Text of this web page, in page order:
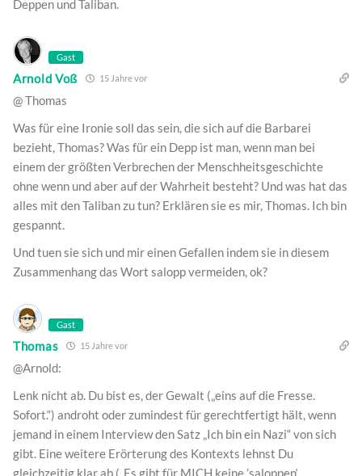
Deppen und Taliban.
Gast
Arnold Voß 15 Jahre vor
@ Thomas
Was für eine Ironie soll das sein, die sich auf die Barbarei
bezieht, Thomas? Was für ein Depp ist man, wenn man bei
einem der größten Verbrechen der Menschheitsgeschichte
ohne wenn und aber auf der Wahrheit besteht? Und was hat das
alles mit den Taliban zu tun? Erklären sie es mir, Thomas. Ich bin
gespannt.
Und tuen sie sich und mir einen Gefallen indem sie in diesem
Zusammenhang das Wort salopp vermeiden, ok?
Gast
Thomas 15 Jahre vor
@Arnold:
Lenk nicht ab. Du bist es, der Gewalt („eins auf die Fresse.
Sofort.“) androht oder zumindest für gerechtfertigt hält, wenn
jemand in einem Interview den Satz „Ich bin ein Nazi“ von sich
gibt. Eine weitere Erörterung des Kontexts lehnst Du
gleichzeitig klar ab („Es gibt für MICH keine ’saloppen‘